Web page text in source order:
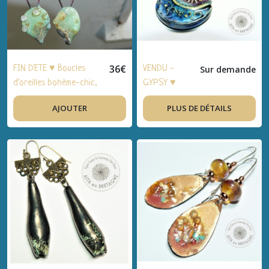
vintage - Idée
cadeau,
fêtes,
anniversaire
FIN D'ETE ♥ Boucles
d'oreilles bohème-chic,
artisanal, verre filé,
verre de bohème,
bronze - Idée cadeau,
fêtes, anniversaire
36€
AJOUTER
VENDU -
GYPSY ♥
Boucles
d'oreilles
bohème-chic,
artisanal,
cadeau,
fêtes,
anniversaire
Sur demande
PLUS DE DÉTAILS